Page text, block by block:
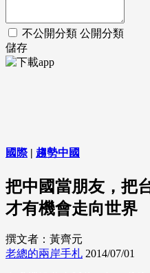
不公開分類 公開分類
儲存
國際| 趨勢中國
把中國當朋友，把
才有機會走向世界
撰文者：黃齊元
老總的兩岸手札 2014/07/01